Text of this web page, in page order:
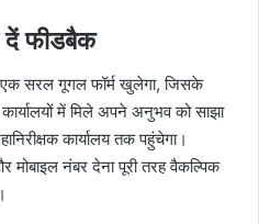
फीडबैक
सरल गूगल फॉर्म खुलेगा, जिसके
में मिले अपने अनुभव को साझा
कार्यालय तक पहुंचेगा।
नंबर देना पूरी तरह वैकल्पिक